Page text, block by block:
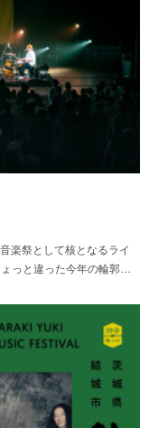
楽祭として核となるライ
っと違った今年の輪郭…